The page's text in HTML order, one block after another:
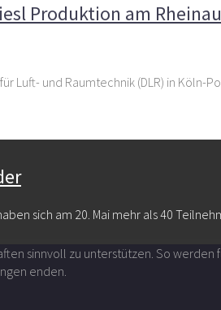
Produktion am
und Raumtechnik (DLR) in Köln-
sich am 20. Mai mehr als 40
sinnvoll zu unterstützen. So
enden.